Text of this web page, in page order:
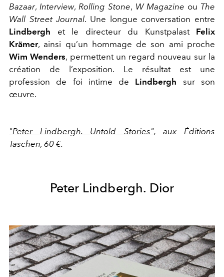
Bazaar,Interview,Rolling Stone, W Magazine ou The
Wall Street Journal. Une longue conversation entre
Lindbergh et le directeur du Kunstpalast Felix
Krämer, ainsi qu’un hommage de son ami proche
Wim Wenders, permettent un regard nouveau sur la
création de l’exposition. Le résultat est une
profession de foi intime de Lindbergh sur son
œuvre.
"Peter Lindbergh. Untold Stories", aux Éditions
Taschen, 60 €.
Peter Lindbergh. Dior